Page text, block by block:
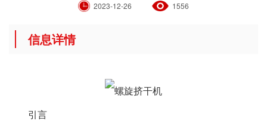
2023-12-26 1556
信息详情
引言